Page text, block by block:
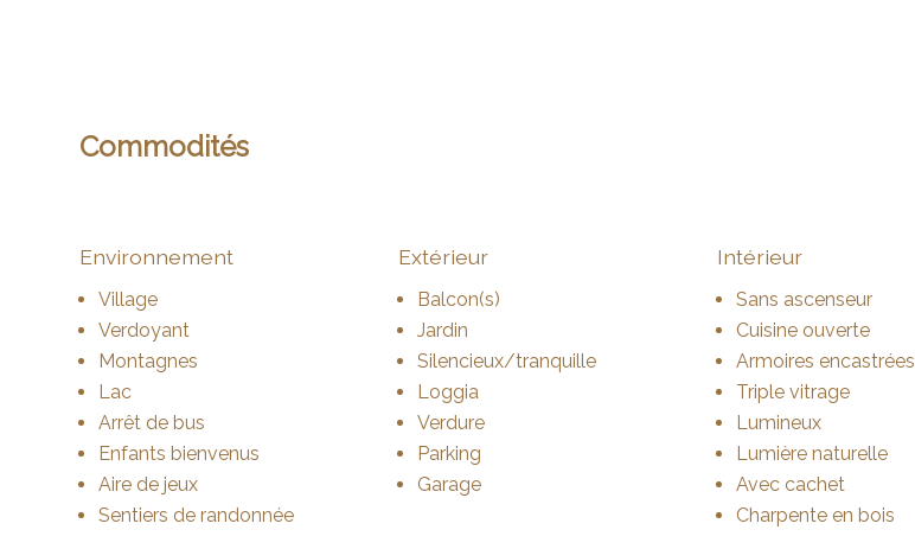
Commodités
Environnement
Village
Verdoyant
Montagnes
Lac
Arrêt de bus
Enfants bienvenus
Aire de jeux
Sentiers de randonnée
Extérieur
Balcon(s)
Jardin
Silencieux/tranquille
Loggia
Verdure
Parking
Garage
Intérieur
Sans ascenseur
Cuisine ouverte
Armoires encastrées
Triple vitrage
Lumineux
Lumière naturelle
Avec cachet
Charpente en bois